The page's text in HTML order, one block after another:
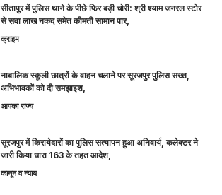
सीतापुर में पुलिस थाने के पीछे फिर बड़ी चोरी: श्री श्याम जनरल स्टोर
से सवा लाख नकद समेत कीमती सामान पार,
क्राइम
नाबालिक स्कूली छात्रों के वाहन चलाने पर सूरजपुर पुलिस सख्त,
अभिभावकों को दी समझाइश,
आपका राज्य
सूरजपुर में किरायेदारों का पुलिस सत्यापन हुआ अनिवार्य, कलेक्टर ने
जारी किया धारा 163 के तहत आदेश,
कानून व न्याय